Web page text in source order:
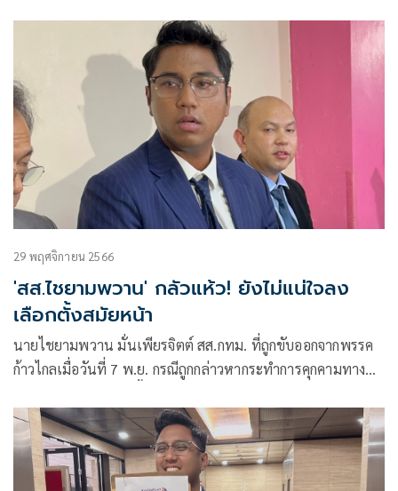
29 พฤศจิกายน 2566
'สส.ไชยามพวาน' กลัวแห้ว! ยังไม่แน่ใจลง
เลือกตั้งสมัยหน้า
นายไชยามพวาน มั่นเพียรจิตต์ สส.กทม. ที่ถูกขับออกจากพรรค
ก้าวไกลเมื่อวันที่ 7 พ.ย. กรณีถูกกล่าวหากระทำการคุกคามทาง
แล้ว โดยในเบื้องต้นได้ไปยื่นแจ้งที่สำนักงานสภาผู้แทนราษฎร
แล้ว